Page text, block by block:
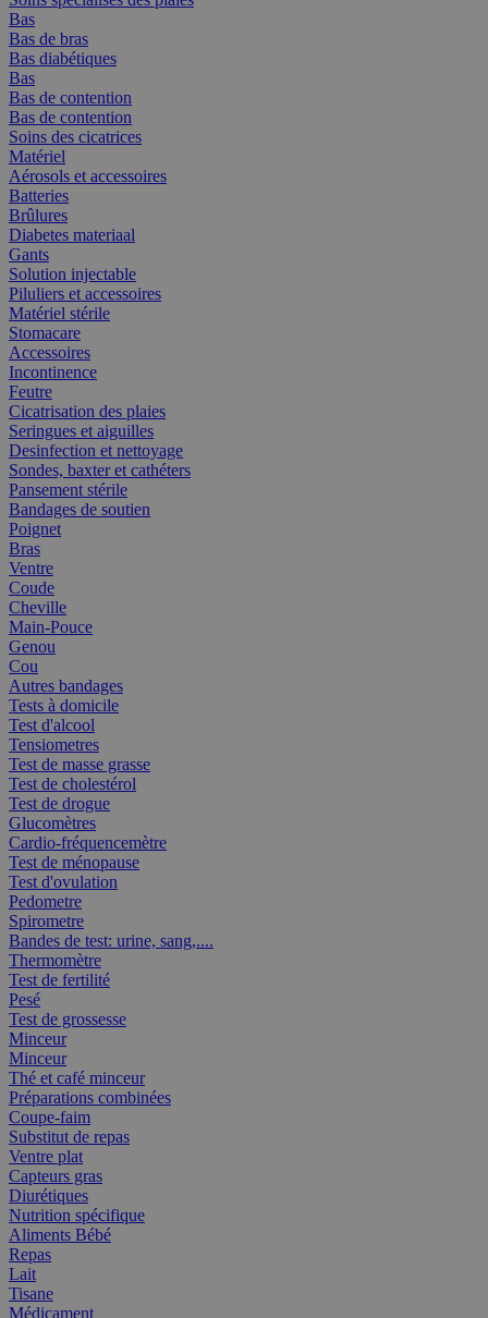
Bas
Bas de bras
Bas diabétiques
Bas
Bas de contention
Bas de contention
Soins des cicatrices
Matériel
Aérosols et accessoires
Batteries
Brûlures
Diabetes materiaal
Gants
Solution injectable
Piluliers et accessoires
Matériel stérile
Stomacare
Accessoires
Incontinence
Feutre
Cicatrisation des plaies
Seringues et aiguilles
Desinfection et nettoyage
Sondes, baxter et cathéters
Pansement stérile
Bandages de soutien
Poignet
Bras
Ventre
Coude
Cheville
Main-Pouce
Genou
Cou
Autres bandages
Tests à domicile
Test d'alcool
Tensiometres
Test de masse grasse
Test de cholestérol
Test de drogue
Glucomètres
Cardio-fréquencemètre
Test de ménopause
Test d'ovulation
Pedometre
Spirometre
Bandes de test: urine, sang,....
Thermomètre
Test de fertilité
Pesé
Test de grossesse
Minceur
Minceur
Thé et café minceur
Préparations combinées
Coupe-faim
Substitut de repas
Ventre plat
Capteurs gras
Diurétiques
Nutrition spécifique
Aliments Bébé
Repas
Lait
Tisane
Médicament